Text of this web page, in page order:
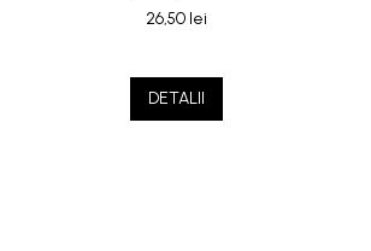
26,50 lei
DETALII